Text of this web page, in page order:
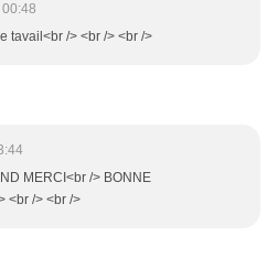
tavail<br /> <br /> <br />
MERCI<br /> BONNE
<br /> <br />